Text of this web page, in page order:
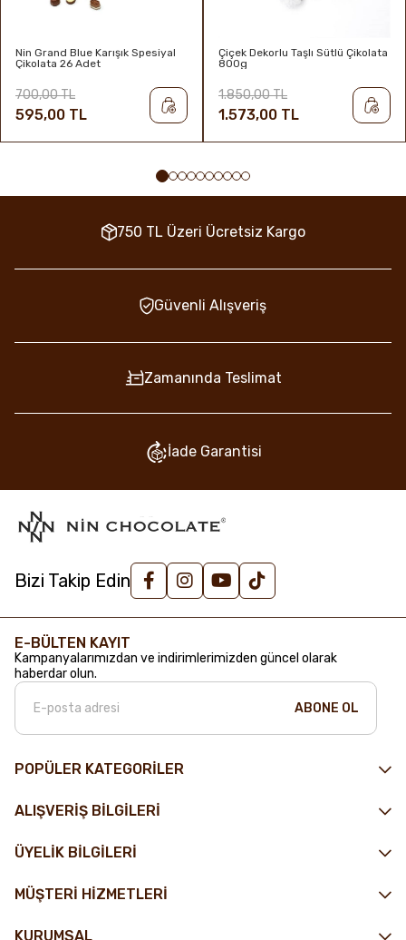
Nin Grand Blue Karışık Spesiyal
Çikolata 26 Adet
595,00 TL
700,00 TL
Çiçek Dekorlu Taşlı Sütlü Çikolata
800g
1.573,00 TL
1.850,00 TL
750 TL Üzeri Ücretsiz Kargo
Güvenli Alışveriş
Zamanında Teslimat
İade Garantisi
Bizi Takip Edin
POPÜLER KATEGORİLER
ALIŞVERİŞ BİLGİLERİ
ÜYELİK BİLGİLERİ
MÜŞTERİ HİZMETLERİ
KURUMSAL
E-BÜLTEN KAYIT
Kampanyalarımızdan ve indirimlerimizden güncel olarak
haberdar olun.
ABONE OL